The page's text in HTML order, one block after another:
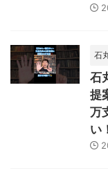
石
石
提
万
い！